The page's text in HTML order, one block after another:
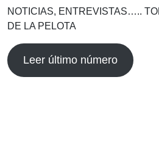
NOTICIAS, ENTREVISTAS…..
DE LA PELOTA
Leer último número